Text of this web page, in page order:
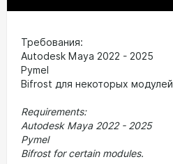
Требования:
Autodesk Maya 2022 - 2025
Pymel
Bifrost для некоторых модулей
Requirements:
Autodesk Maya 2022 - 2025
Pymel
Bifrost for certain modules.